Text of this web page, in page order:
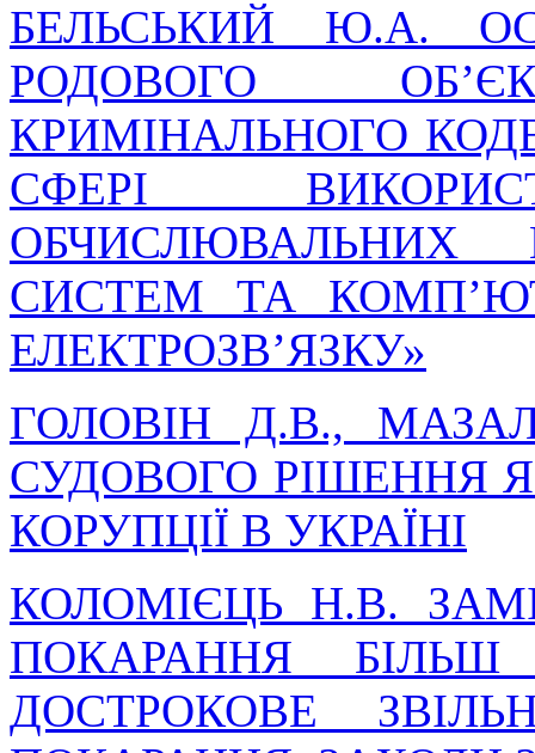
БЕЛЬСЬКИЙ Ю.А.
РОДОВОГО
КРИМІНАЛЬНОГО
СФЕРІ
ОБЧИСЛЮВАЛЬНИХ
СИСТЕМ ТА
ЕЛЕКТРОЗВ’ЯЗКУ»
ГОЛОВІН Д.В.,
СУДОВОГО РІШЕННЯ
КОРУПЦІЇ В УКРАЇНІ
КОЛОМІЄЦЬ Н.В.
ПОКАРАННЯ
ДОСТРОКОВЕ